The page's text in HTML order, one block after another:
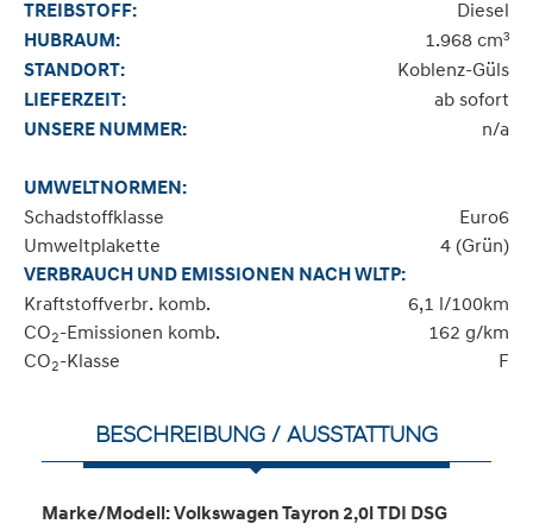
TREIBSTOFF:
Diesel
HUBRAUM:
1.968 cm³
STANDORT:
Koblenz-Güls
LIEFERZEIT:
ab sofort
UNSERE NUMMER:
n/a
UMWELTNORMEN:
Schadstoffklasse
Euro6
Umweltplakette
4 (Grün)
VERBRAUCH UND EMISSIONEN NACH WLTP:
Kraftstoffverbr. komb.
6,1 l/100km
CO2-Emissionen komb.
162 g/km
CO2-Klasse F
BESCHREIBUNG / AUSSTATTUNG
Marke/Modell: Volkswagen Tayron 2,0l TDI DSG